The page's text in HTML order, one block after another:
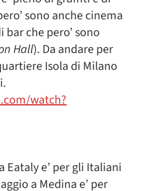
sono anche cinema
bar che pero’ sono
Hall). Da andare per
Isola di Milano
watch?
Eataly e’ per gli Italiani
a Medina e’ per